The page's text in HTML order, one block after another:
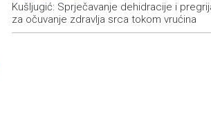
Kušljugić: Sprječavanje dehidracije i
za očuvanje zdravlja srca tokom vrućina